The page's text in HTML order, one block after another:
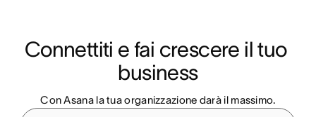
Connettiti e fai crescere il tuo
business
Con Asana la tua organizzazione darà il massimo.